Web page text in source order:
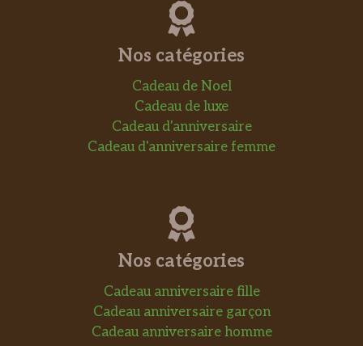
Nos catégories
Cadeau de Noel
Cadeau de luxe
Cadeau d'anniversaire
Cadeau d'anniversaire femme
Nos catégories
Cadeau anniversaire fille
Cadeau anniversaire garçon
Cadeau anniversaire homme